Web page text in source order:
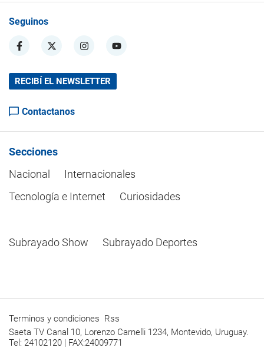
Seguinos
RECIBÍ EL NEWSLETTER
Contactanos
Secciones
Nacional
Internacionales
Tecnología e Internet
Curiosidades
Subrayado Show Subrayado Deportes
Terminos y condiciones Rss
Saeta TV Canal 10, Lorenzo Carnelli 1234, Montevido, Uruguay.
Tel: 24102120 | FAX:24009771